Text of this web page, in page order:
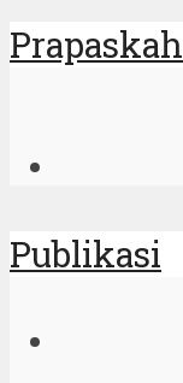
Publikasi